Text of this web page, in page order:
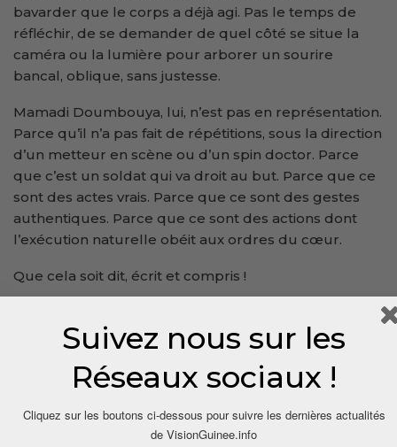
bavarder que le corps a déjà agi. Pas le temps de
réfléchir, de se demander de quel côté se situe la
caméra ou la lumière pour arborer un sourire
bancal, oblique, sans justesse.
Mamadi Doumbouya, lui, n’est pas en représentation.
Parce qu’il n’a pas fait de répétitions, sous la direction
d’un metteur en scène ou d’un spin doctor. Parce
que c’est un soldat qui va droit au but. Parce que ce
sont des actes vrais. Parce que ce sont des gestes
authentiques. Parce que ce sont des actions dont
l’exécution naturelle obéit aux ordres du cœur.
Que cela soit dit, écrit et compris !
Suivez nous sur les
Réseaux sociaux !
Cliquez sur les boutons ci-dessous pour suivre les dernières actualités
de VisionGuinee.info